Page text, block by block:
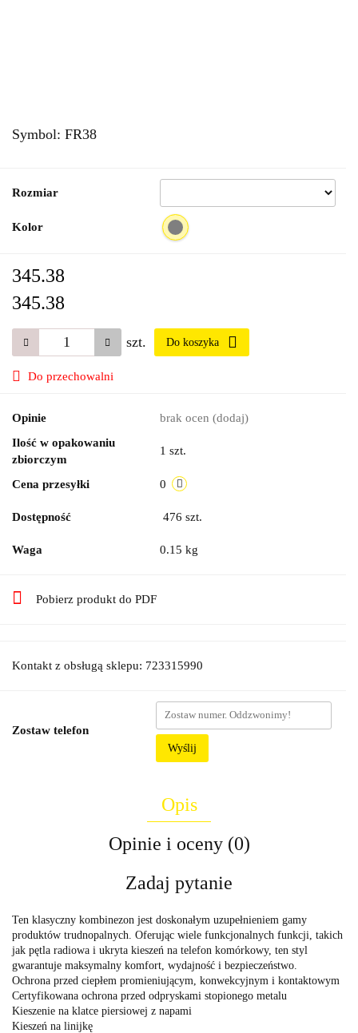
Symbol: FR38
Rozmiar
Kolor
345.38
345.38
szt. Do koszyka
Do przechowalni
Opinie brak ocen (dodaj)
Ilość w opakowaniu
zbiorczym
1 szt.
Cena przesyłki 0
Dostępność 476 szt.
Waga 0.15 kg
Pobierz produkt do PDF
Kontakt z obsługą sklepu: 723315990
Zostaw telefon
Wyślij
Opis
Opinie i oceny (0)
Zadaj pytanie
Ten klasyczny kombinezon jest doskonałym uzupełnieniem gamy
produktów trudnopalnych. Oferując wiele funkcjonalnych funkcji, takich
jak pętla radiowa i ukryta kieszeń na telefon komórkowy, ten styl
gwarantuje maksymalny komfort, wydajność i bezpieczeństwo.
Ochrona przed ciepłem promieniującym, konwekcyjnym i kontaktowym
Certyfikowana ochrona przed odpryskami stopionego metalu
Kieszenie na klatce piersiowej z napami
Kieszeń na linijkę